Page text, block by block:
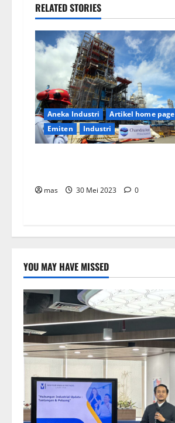
RELATED STORIES
Aneka Industri
Artikel home page
Emiten
Industri
mas 30 Mei 2023 0
YOU MAY HAVE MISSED